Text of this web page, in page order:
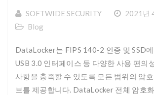
SOFTWIDE SECURITY
2021년
Blog
DataLocker는 FIPS 140-2 인증 및 SSD
USB 3.0 인터페이스 등 다양한 사용 편의
사항을 충족할 수 있도록 모든 범위의 암
브를 제공합니다. DataLocker 전체 암호